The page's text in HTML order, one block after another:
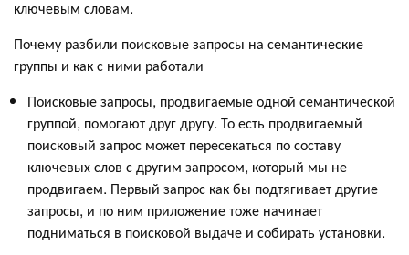
ключевым словам.
Почему разбили поисковые запросы на семантические
группы и как с ними работали
Поисковые запросы, продвигаемые одной семантической
группой, помогают друг другу. То есть продвигаемый
поисковый запрос может пересекаться по составу
ключевых слов с другим запросом, который мы не
продвигаем. Первый запрос как бы подтягивает другие
запросы, и по ним приложение тоже начинает
подниматься в поисковой выдаче и собирать установки.